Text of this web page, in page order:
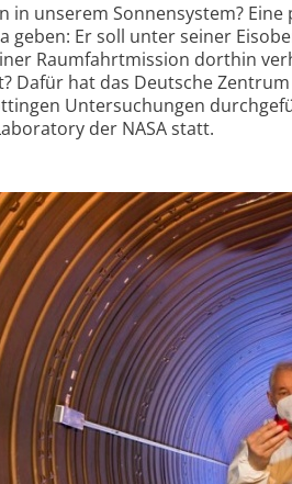
in unserem Sonnensystem?
geben: Er soll unter seiner
Raumfahrt­mission dorthin
Dafür hat das Deutsche
Untersuchungen
der NASA statt.